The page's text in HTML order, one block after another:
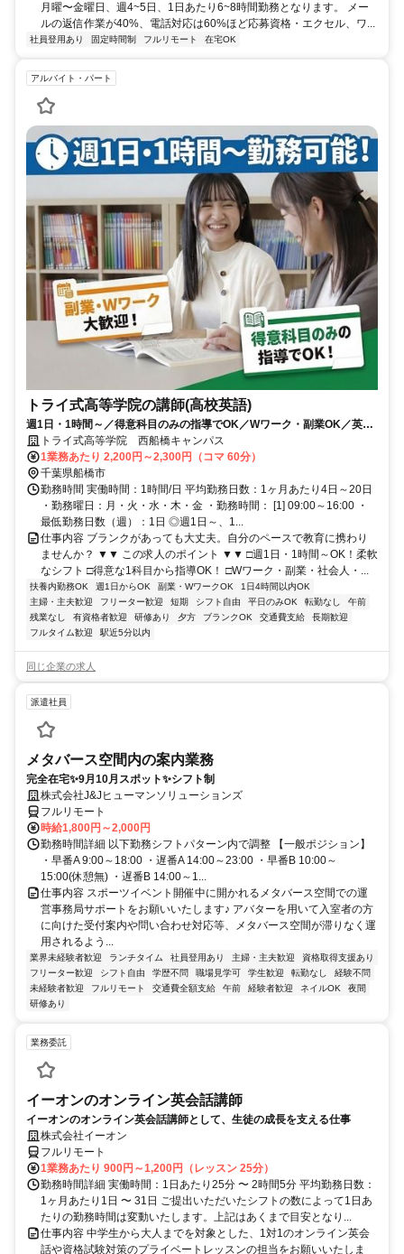
月曜〜金曜日、週4~5日、1日あたり6~8時間勤務となります。 メー
ルの返信作業が40%、電話対応は60%ほど応募資格・エクセル、ワ...
社員登用あり 固定時間制 フルリモート 在宅OK
アルバイト・パート
トライ式高等学院の講師(高校英語)
週1日・1時間～／得意科目のみの指導でOK／Wワーク・副業OK／英語
講師の募集強化中！
トライ式高等学院 西船橋キャンパス
1業務あたり 2,200円～2,300円（コマ 60分）
千葉県船橋市
勤務時間 実働時間：1時間/日 平均勤務日数：1ヶ月あたり4日～20日
・勤務曜日：月・火・水・木・金 ・勤務時間： [1] 09:00～16:00 ・
最低勤務日数（週）：1日 ◎週1日～、1...
仕事内容 ブランクがあっても大丈夫。自分のペースで教育に携わり
ませんか？ ▼▼ この求人のポイント ▼▼ □週1日・1時間～OK！柔軟
なシフト □得意な1科目から指導OK！ □Wワーク・副業・社会人・...
扶養内勤務OK 週1日からOK 副業・WワークOK
1日4時間以内OK
主婦・主夫歓迎
フリーター歓迎 短期 シフト自由 平日のみOK 転勤なし
午前
残業なし
有資格者歓迎 研修あり 夕方 ブランクOK 交通費支給
長期歓迎
フルタイム歓迎
駅近5分以内
同じ企業の求人
派遣社員
メタバース空間内の案内業務
完全在宅✨9月10月スポット✨シフト制
株式会社J&Jヒューマンソリューションズ
フルリモート
時給1,800円～2,000円
勤務時間詳細 以下勤務シフトパターン内で調整 【一般ポジション】
・早番A 9:00～18:00 ・遅番A 14:00～23:00 ・早番B 10:00～
15:00(休憩無) ・遅番B 14:00～1...
仕事内容 スポーツイベント開催中に開かれるメタバース空間での運
営事務局サポートをお願いいたします♪ アバターを用いて入室者の方
に向けた受付案内や問い合わせ対応等、メタバース空間が滞りなく運
用されるよう...
業界未経験者歓迎 ランチタイム 社員登用あり 主婦・主夫歓迎
資格取得支援あり
フリーター歓迎
シフト自由 学歴不問 職場見学可 学生歓迎 転勤なし
経験不問
未経験者歓迎
フルリモート 交通費全額支給 午前 経験者歓迎 ネイルOK
夜間
研修あり
業務委託
イーオンのオンライン英会話講師
イーオンのオンライン英会話講師として、生徒の成長を支える仕事
株式会社イーオン
フルリモート
1業務あたり 900円～1,200円（レッスン 25分）
勤務時間詳細 実働時間：1日あたり25分 〜 2時間5分 平均勤務日数：
1ヶ月あたり1日 〜 31日 ご提出いただいたシフトの数によって1日あ
たりの勤務時間は変動いたします。上記はあくまで目安となり...
仕事内容 中学生から大人までを対象とした、1対1のオンライン英会
話や資格試験対策のプライベートレッスンの担当をお願いいたしま